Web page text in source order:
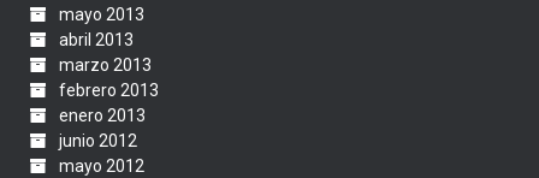
mayo 2013
abril 2013
marzo 2013
febrero 2013
enero 2013
junio 2012
mayo 2012